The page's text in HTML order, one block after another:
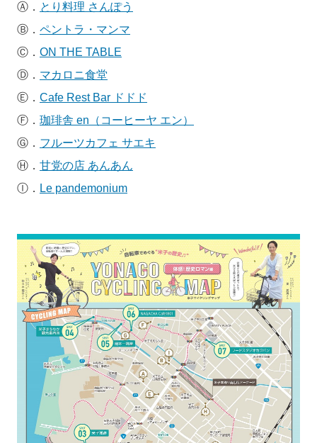
Ⓐ． とり料理 さんぽう
Ⓑ． ペントラ・マンマ
Ⓒ． ON THE TABLE
Ⓓ． マカロニ食堂
Ⓔ． Cafe Rest Bar ドドド
Ⓕ． 珈琲舎 en（コーヒーヤ エン）
Ⓖ． フルーツカフェ サエキ
Ⓗ． 甘党の店 あんあん
Ⓘ． Le pandemonium